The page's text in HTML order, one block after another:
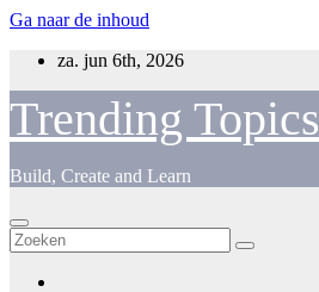
Ga naar de inhoud
za. jun 6th, 2026
Trending Topics
Build, Create and Learn